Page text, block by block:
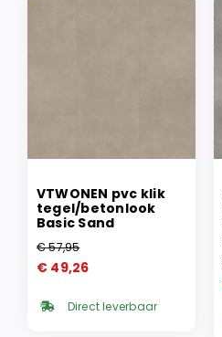
VTWONEN pvc klik
tegel/betonlook
Basic Sand
€57,95
Oorspronkelijke
was:
€ 49,26
Huidige
is: Direct leverbaar